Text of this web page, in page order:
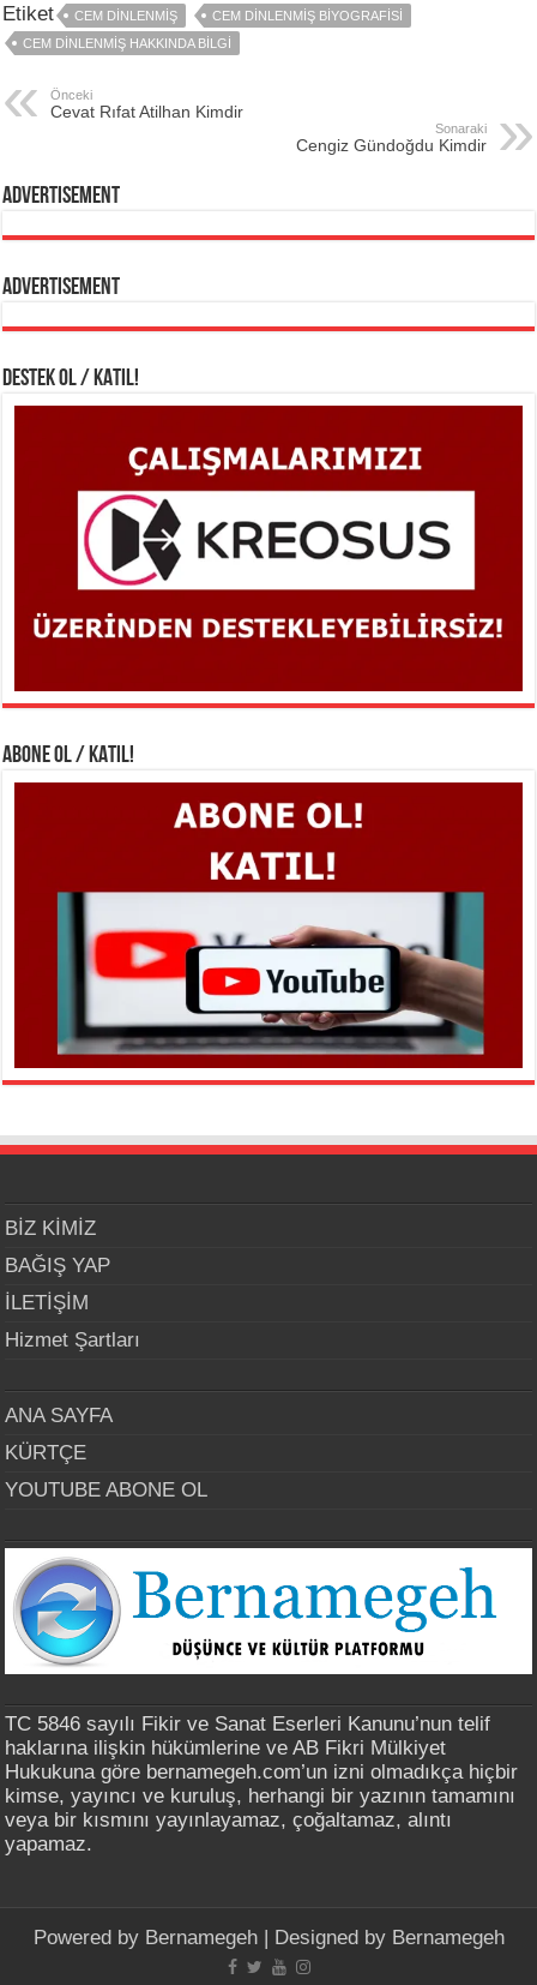
Etiket CEM DINLENMIŞ
CEM DINLENMIŞ BIYOGRAFISI
CEM DINLENMIŞ HAKKINDA BILGI
Önceki
Cevat Rıfat Atilhan Kimdir
Sonaraki
Cengiz Gündoğdu Kimdir
Advertisement
Advertisement
DESTEK OL / KATIL!
ABONE OL / KATIL!
BİZ KİMİZ
BAĞIŞ YAP
İLETİŞİM
Hizmet Şartları
ANA SAYFA
KÜRTÇE
YOUTUBE ABONE OL
TC 5846 sayılı Fikir ve Sanat Eserleri Kanunu’nun telif
haklarına ilişkin hükümlerine ve AB Fikri Mülkiyet
Hukukuna göre bernamegeh.com’un izni olmadıkça hiçbir
kimse, yayıncı ve kuruluş, herhangi bir yazının tamamını
veya bir kısmını yayınlayamaz, çoğaltamaz, alıntı
yapamaz.
Powered by Bernamegeh| Designed by Bernamegeh